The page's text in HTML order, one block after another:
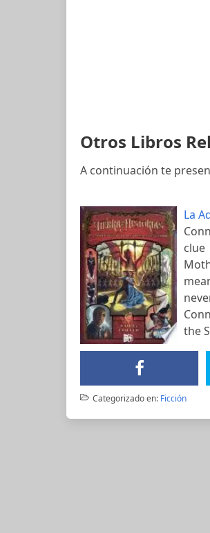
Otros Libros
A continuación te
La
the
Categorizado en: Ficción